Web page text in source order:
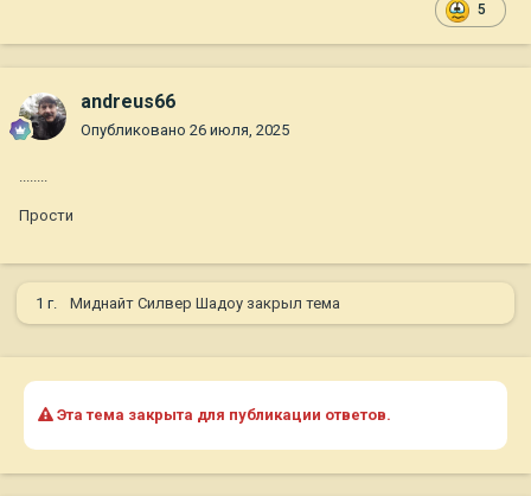
5
andreus66
Опубликовано 26 июля, 2025
........
Прости
1 г. Миднайт Силвер Шадоу закрыл тема
Эта тема закрыта для публикации ответов.